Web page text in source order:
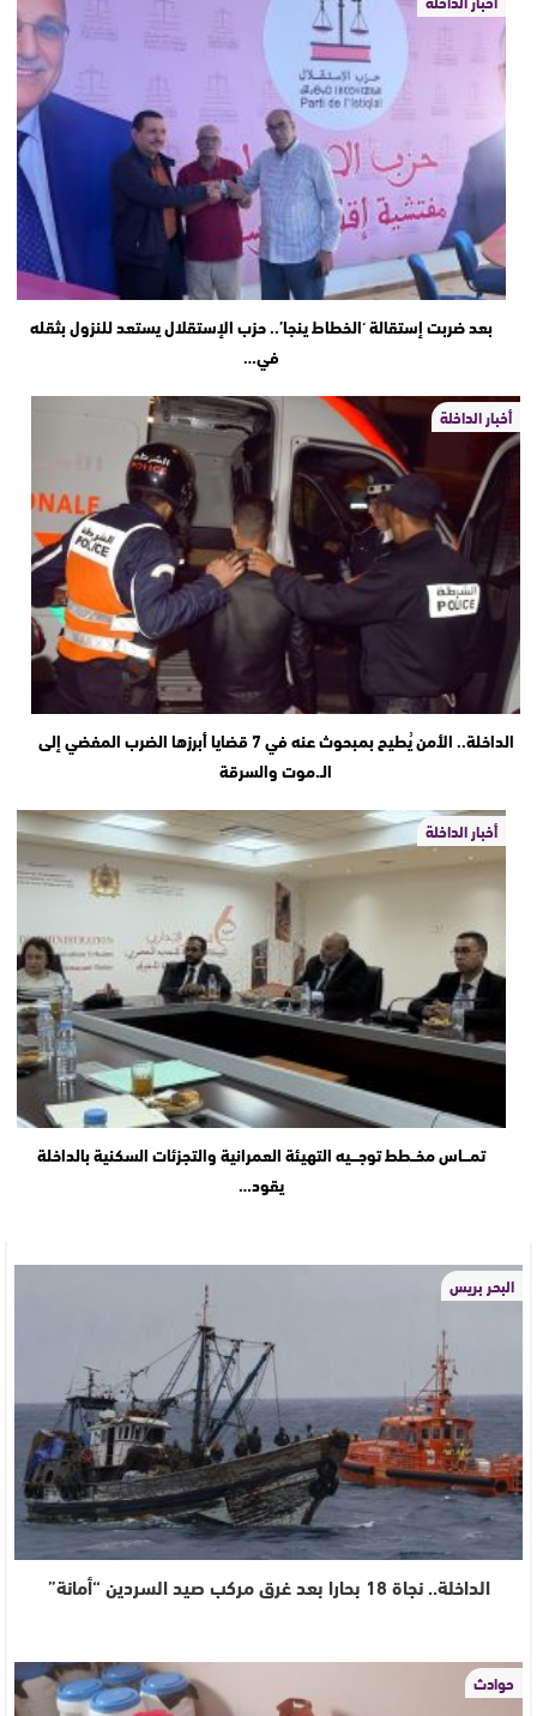
بعد ضربت إستقالة ‘الخطاط ينجا’.. حزب الإستقلال يستعد للنزول بثقله
في…
أخبار الداخلة
الداخلة.. الأمن يُطيح بمبحوث عنه في 7 قضايا أبرزها الضرب المفضي إلى
الـ.موت والسرقة
أخبار الداخلة
تمـــاس مخــطط توجـــيه التهيئة العمرانية والتجزئات السكنية بالداخلة
يقود…
البحر بريس
الداخلة.. نجاة 18 بحارا بعد غرق مركب صيد السردين “أمانة”
حوادث